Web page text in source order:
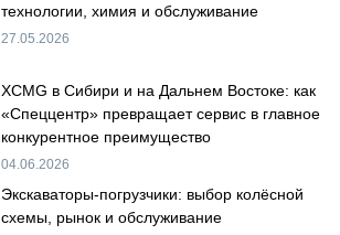
технологии, химия и обслуживание
27.05.2026
XCMG в Сибири и на Дальнем Востоке: как
«Спеццентр» превращает сервис в главное
конкурентное преимущество
04.06.2026
Экскаваторы-погрузчики: выбор колёсной
схемы, рынок и обслуживание